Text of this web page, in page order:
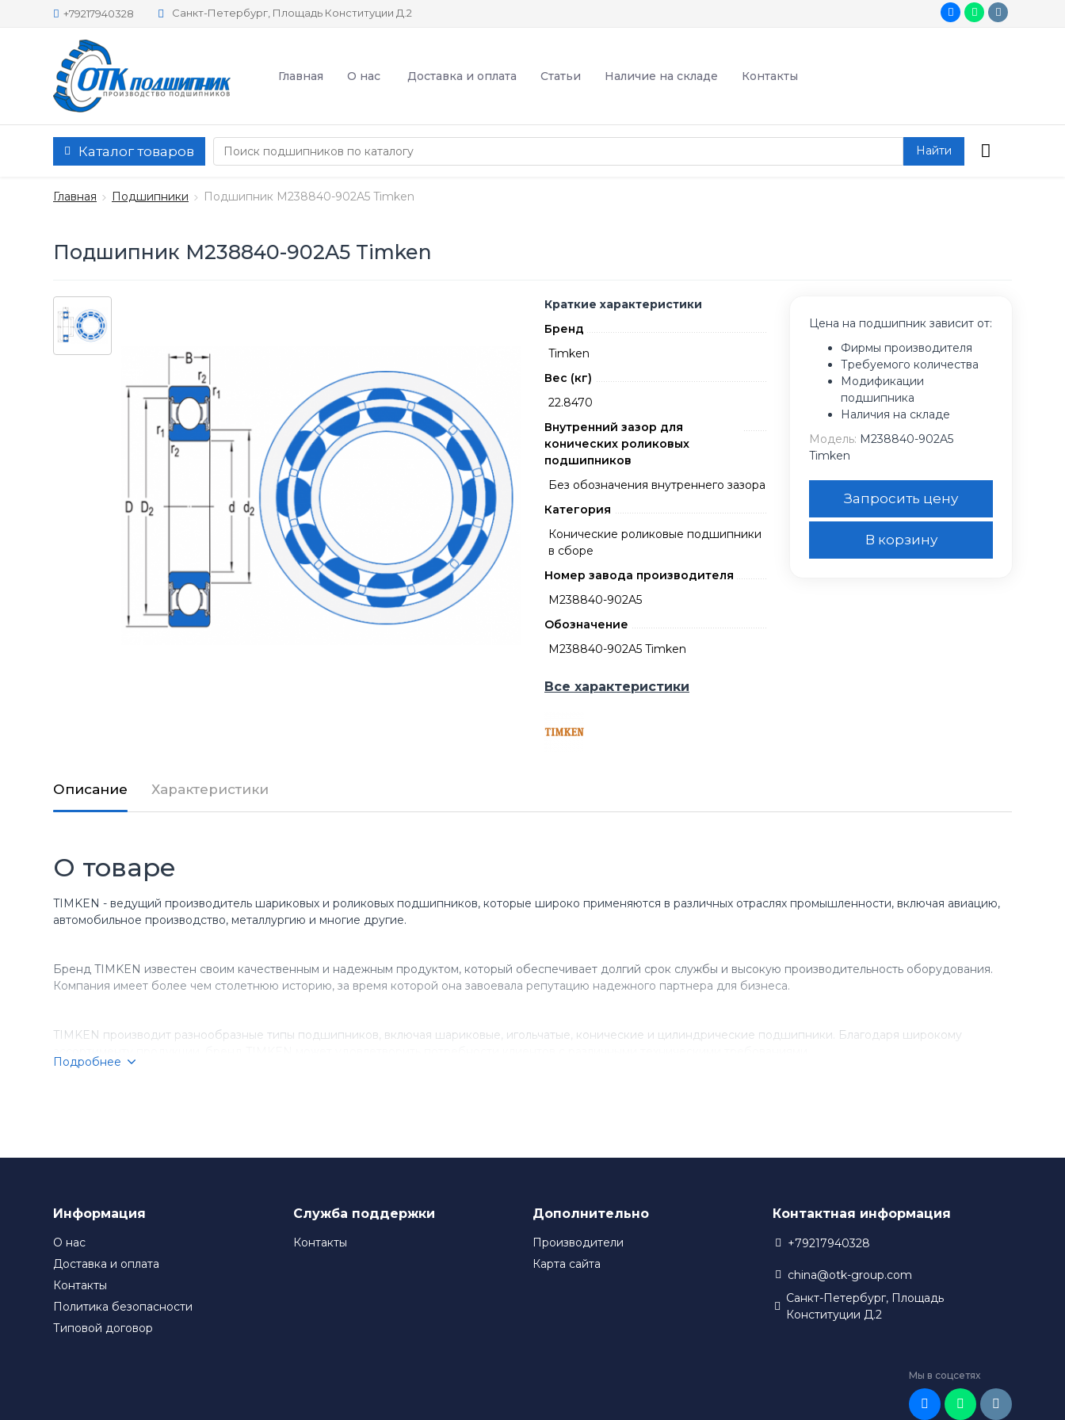
+79217940328 Санкт-Петербург, Площадь Конституции Д.2
Главная О нас Доставка и оплата Статьи Наличие на складе Контакты
Каталог товаров Найти
Главная Подшипники Подшипник M238840-902A5 Timken
Подшипник M238840-902A5 Timken
Краткие характеристики
Бренд
Timken
Вес (кг)
22.8470
Внутренний зазор для
конических роликовых
подшипников
Без обозначения внутреннего зазора
Категория
Конические роликовые подшипники
в сборе
Номер завода производителя
M238840-902A5
Обозначение
M238840-902A5 Timken
Все характеристики
Цена на подшипник зависит от:
Фирмы производителя
Требуемого количества
Модификации
подшипника
Наличия на складе
Модель: M238840-902A5
Timken
Запросить цену
В корзину
Описание Характеристики
О товаре
TIMKEN - ведущий производитель шариковых и роликовых подшипников, которые широко применяются в различных отраслях промышленности, включая авиацию,
автомобильное производство, металлургию и многие другие.
Бренд TIMKEN известен своим качественным и надежным продуктом, который обеспечивает долгий срок службы и высокую производительность оборудования.
Компания имеет более чем столетнюю историю, за время которой она завоевала репутацию надежного партнера для бизнеса.
TIMKEN производит разнообразные типы подшипников, включая шариковые, игольчатые, конические и цилиндрические подшипники. Благодаря широкому
Подробнее
Информация
О нас
Доставка и оплата
Контакты
Политика безопасности
Типовой договор
Служба поддержки
Контакты
Дополнительно
Производители
Карта сайта
Контактная информация
+79217940328
china@otk-group.com
Санкт-Петербург, Площадь
Конституции Д.2
Мы в соцсетях